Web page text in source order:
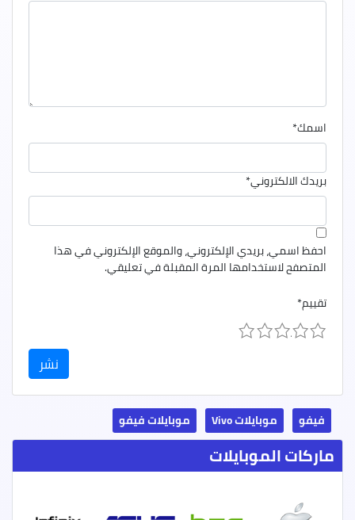
اسمك*
بريدك الالكتروني*
احفظ اسمي، بريدي الإلكتروني، والموقع الإلكتروني في هذا
المتصفح لاستخدامها المرة المقبلة في تعليقي.
تقييم*
5
4
3
2
فيفو موبايلات Vivo موبايلات فيفو
ماركات الموبايلات